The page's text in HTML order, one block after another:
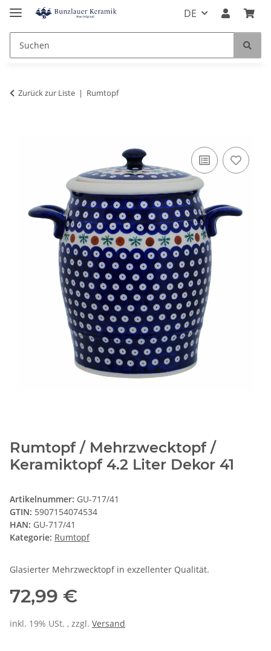
DE
Zurück zur Liste Rumtopf
Rumtopf / Mehrzwecktopf /
Keramiktopf 4.2 Liter Dekor 41
Artikelnummer: GU-717/41
GTIN: 5907154074534
HAN: GU-717/41
Kategorie: Rumtopf
Glasierter Mehrzwecktopf in exzellenter Qualität.
72,99 €
inkl. 19% USt. , zzgl. Versand